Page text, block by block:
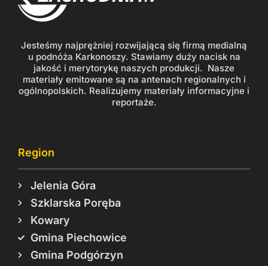
Jesteśmy najprężniej rozwijającą się firmą medialną
u podnóża Karkonoszy. Stawiamy duży nacisk na
jakość i merytorykę naszych produkcji. Nasze
materiały emitowane są na antenach regionalnych i
ogólnopolskich. Realizujemy materiały informacyjne i
reportaże.
Region
Jelenia Góra
Szklarska Poręba
Kowary
Gmina Piechowice
Gmina Podgórzyn